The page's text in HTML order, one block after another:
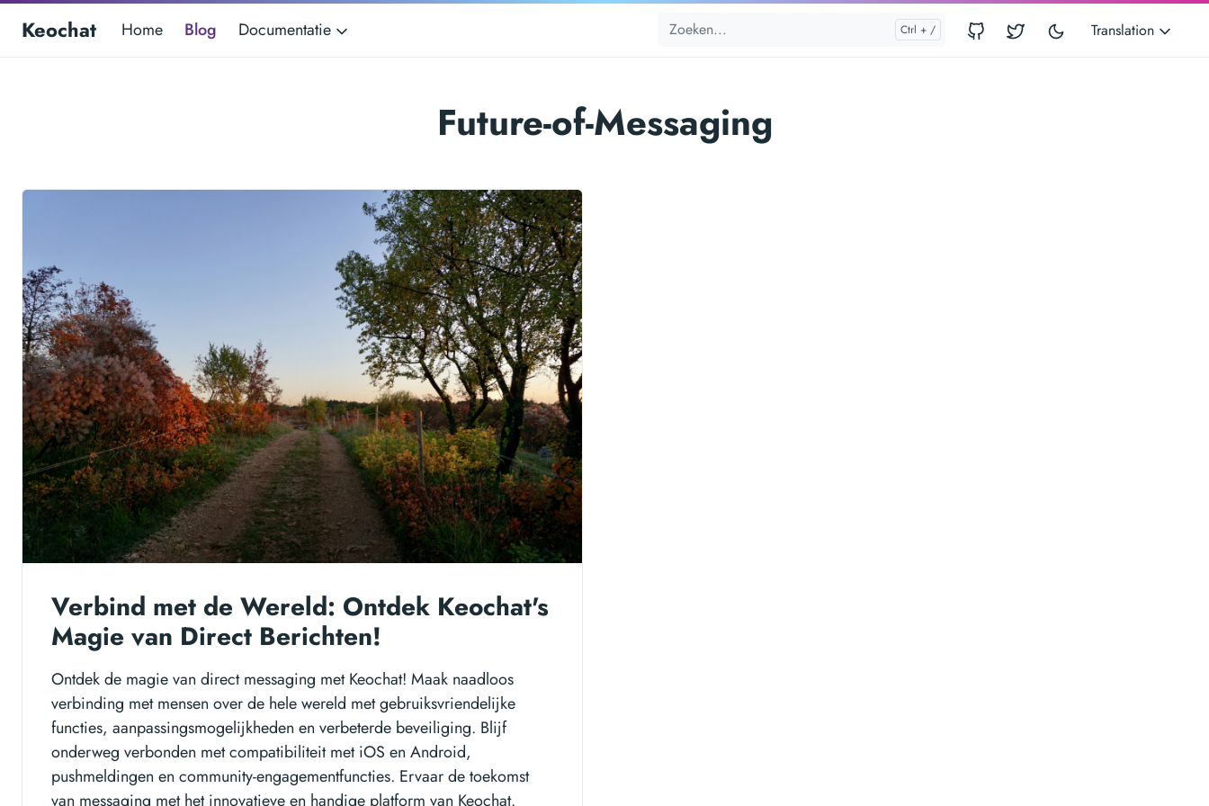
Keochat Home Blog Documentatie Translation
Future-of-Messaging
Verbind met de Wereld: Ontdek Keochat's
Magie van Direct Berichten!
Ontdek de magie van direct messaging met Keochat! Maak naadloos
verbinding met mensen over de hele wereld met gebruiksvriendelijke
functies, aanpassingsmogelijkheden en verbeterde beveiliging. Blijf
onderweg verbonden met compatibiliteit met iOS en Android,
pushmeldingen en community-engagementfuncties. Ervaar de toekomst
van messaging met het innovatieve en handige platform van Keochat.